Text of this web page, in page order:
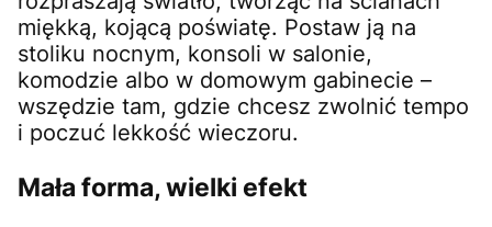
miękką, kojącą poświatę. Postaw ją na
stoliku nocnym, konsoli w salonie,
komodzie albo w domowym gabinecie –
wszędzie tam, gdzie chcesz zwolnić tempo
i poczuć lekkość wieczoru.
Mała forma, wielki efekt